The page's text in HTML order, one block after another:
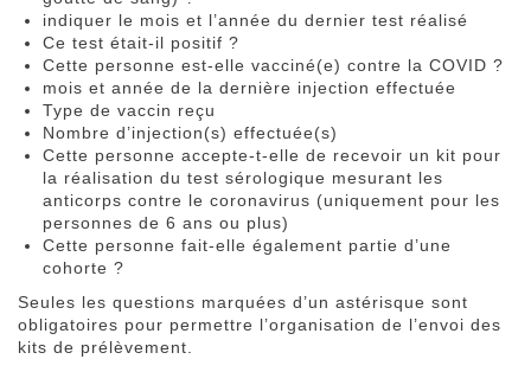
indiquer le mois et l’année du dernier test réalisé
Ce test était-il positif ?
Cette personne est-elle vacciné(e) contre la COVID ?
mois et année de la dernière injection effectuée
Type de vaccin reçu
Nombre d’injection(s) effectuée(s)
Cette personne accepte-t-elle de recevoir un kit pour
la réalisation du test sérologique mesurant les
anticorps contre le coronavirus (uniquement pour les
personnes de 6 ans ou plus)
Cette personne fait-elle également partie d’une
cohorte ?
Seules les questions marquées d’un astérisque sont
obligatoires pour permettre l’organisation de l’envoi des
kits de prélèvement.